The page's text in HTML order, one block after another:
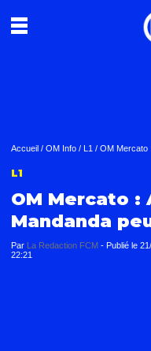
Accueil / OM Info / L1 / OM Mercato
L1
OM Mercato :
Mandanda
Par La Redaction FCM - Publié le
22:21